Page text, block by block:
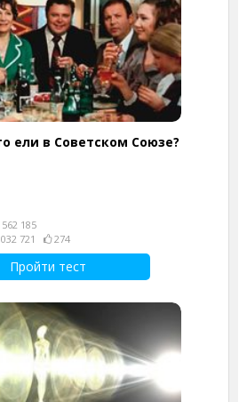
ели в Советском Союзе?
185
721
274
Пройти тест